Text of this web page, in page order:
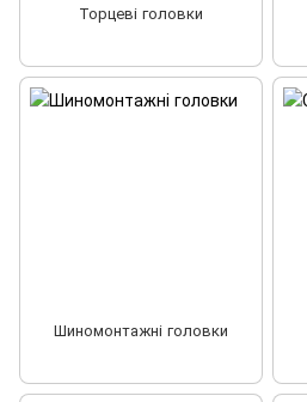
Торцеві головки
Шиномонтажні головки